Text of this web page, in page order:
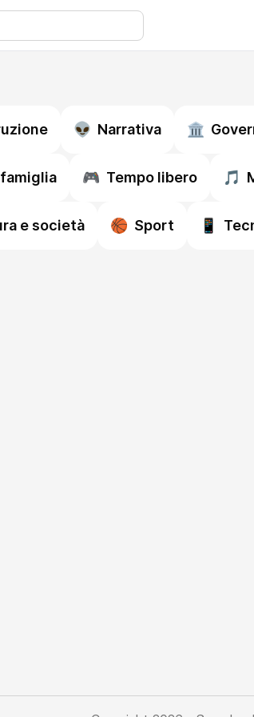
👽 Narrativa 🏛️
🎮 Tempo libero 🎵
e società 🏀 Sport 📱